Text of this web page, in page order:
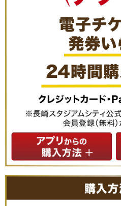
アプリの詳細
⑥席種を選び、人数を入力